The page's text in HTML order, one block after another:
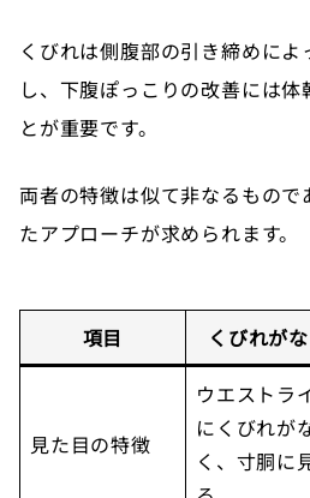
くびれは側腹部の引き締めに
し、下腹ぽっこりの改善には
とが重要です。
両者の特徴は似て非なるもので
たアプローチが求められます。
項目 くびれが
見た目の特徴
ウエストラ
にくびれが
く、寸胴に